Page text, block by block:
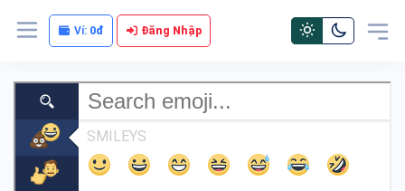
Ví: 0đ Đăng Nhập